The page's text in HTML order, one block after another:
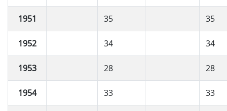
1951 35 35
1952 34 34
1953 28 28
1954 33 33